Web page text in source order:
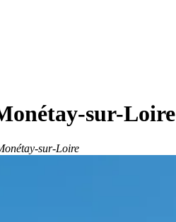
sur-Loire
sur-Loire